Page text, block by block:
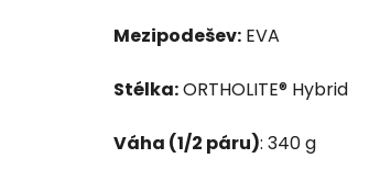
Mezipodešev: EVA
Stélka:ORTHOLITE® Hybrid
Váha (1/2 páru): 340 g